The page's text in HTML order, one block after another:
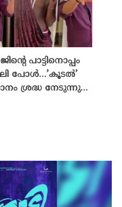
പാട്ടിനൊപ്പം
പോൾ…’കൂടൽ’
ശ്രദ്ധ നേടുന്നു…